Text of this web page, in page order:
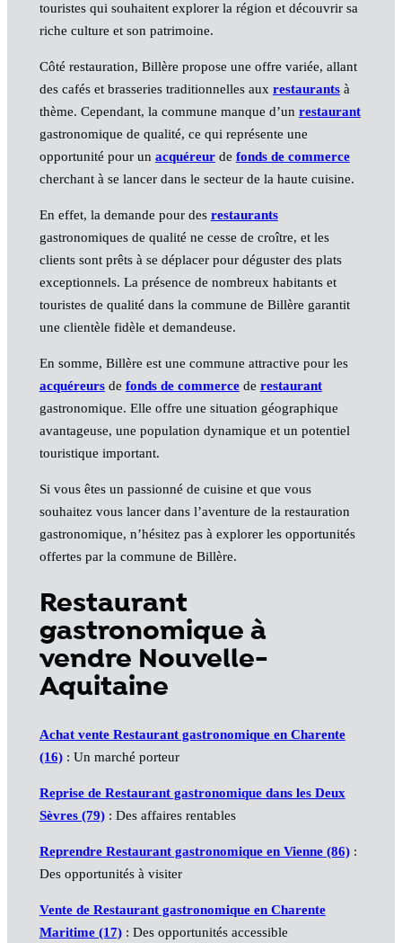
touristes qui souhaitent explorer la région et découvrir sa
riche culture et son patrimoine.
Côté restauration, Billère propose une offre variée, allant
des cafés et brasseries traditionnelles aux restaurantsà
thème. Cependant, la commune manque d’un restaurant
gastronomique de qualité, ce qui représente une
opportunité pour un acquéreurde fonds de commerce
cherchant à se lancer dans le secteur de la haute cuisine.
En effet, la demande pour des restaurants
gastronomiques de qualité ne cesse de croître, et les
clients sont prêts à se déplacer pour déguster des plats
exceptionnels. La présence de nombreux habitants et
touristes de qualité dans la commune de Billère garantit
une clientèle fidèle et demandeuse.
En somme, Billère est une commune attractive pour les
acquéreursde fonds de commercede restaurant
gastronomique. Elle offre une situation géographique
avantageuse, une population dynamique et un potentiel
touristique important.
Si vous êtes un passionné de cuisine et que vous
souhaitez vous lancer dans l’aventure de la restauration
gastronomique, n’hésitez pas à explorer les opportunités
offertes par la commune de Billère.
Restaurant
gastronomique à
vendre Nouvelle-
Aquitaine
Achat vente Restaurant gastronomique en Charente
(16): Un marché porteur
Reprise de Restaurant gastronomique dans les Deux
Sèvres (79): Des affaires rentables
Reprendre Restaurant gastronomique en Vienne (86):
Des opportunités à visiter
Vente de Restaurant gastronomique en Charente
Maritime (17): Des opportunités accessible